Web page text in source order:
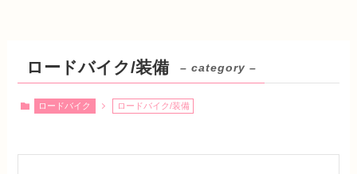
ロードバイク/装備 – category –
ロードバイク ロードバイク/装備